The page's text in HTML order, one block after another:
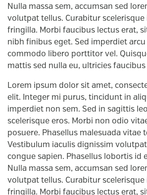
Nulla massa sem, accumsan sed
volutpat tellus. Curabitur scelerisque
fringilla. Morbi faucibus lectus erat,
nibh finibus eget. Sed imperdiet arcu
commodo libero porttitor vel.
mattis sed nulla eu, ultricies faucibus
Lorem ipsum dolor sit amet,
elit. Integer mi purus, tincidunt in
imperdiet non sem. Sed in sagittis
scelerisque eros. Morbi non odio
posuere. Phasellus malesuada vitae
Vestibulum iaculis dignissim
congue sapien. Phasellus lobortis id
Nulla massa sem, accumsan sed
volutpat tellus. Curabitur scelerisque
fringilla. Morbi faucibus lectus erat,